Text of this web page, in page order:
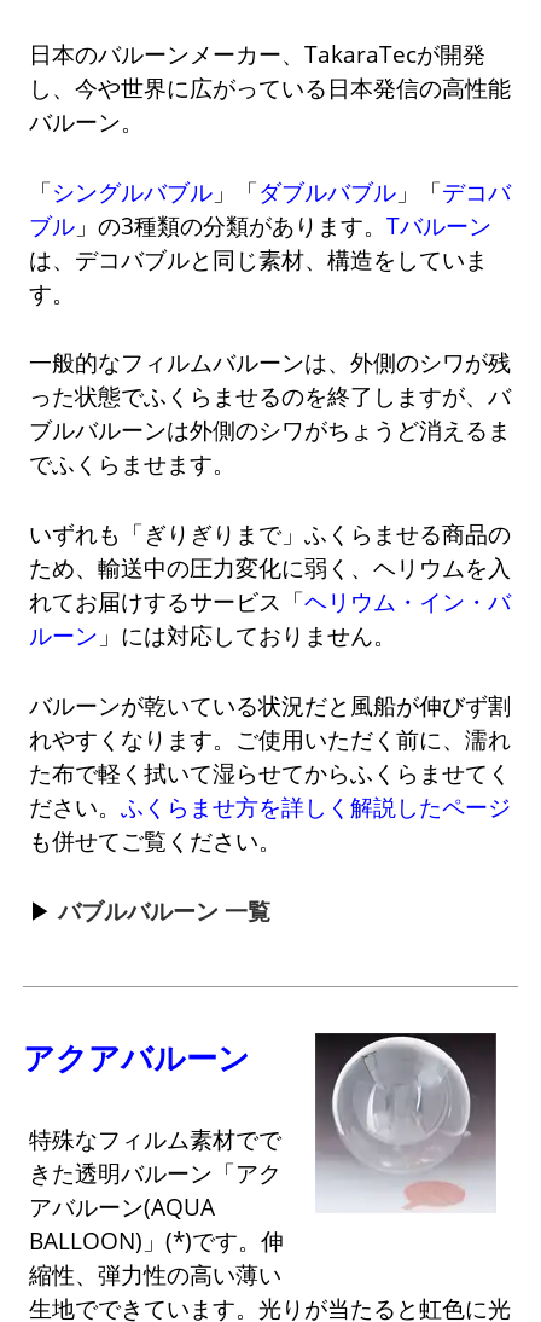
日本のバルーンメーカー、TakaraTecが開発
し、今や世界に広がっている日本発信の高性能
バルーン。
「シングルバブル 」「ダブルバブル 」「デコバ
ブル 」の3種類の分類があります。Tバルーン
は、デコバブルと同じ素材、構造をしていま
す。
一般的なフィルムバルーンは、外側のシワが残
った状態でふくらませるのを終了しますが、バ
ブルバルーンは外側のシワがちょうど消えるま
でふくらませます。
いずれも「ぎりぎりまで」ふくらませる商品の
ため、輸送中の圧力変化に弱く、ヘリウムを入
れてお届けするサービス「ヘリウム・イン・バ
ルーン 」には対応しておりません。
バルーンが乾いている状況だと風船が伸びず割
れやすくなります。ご使用いただく前に、濡れ
た布で軽く拭いて湿らせてからふくらませてく
ださい。ふくらませ方を詳しく解説したページ
も併せてご覧ください。
バブルバルーン 一覧
アクアバルーン
特殊なフィルム素材でで
きた透明バルーン「アク
アバルーン(AQUA
BALLOON)」(*)です。伸
縮性、弾力性の高い薄い
生地でできています。光りが当たると虹色に光